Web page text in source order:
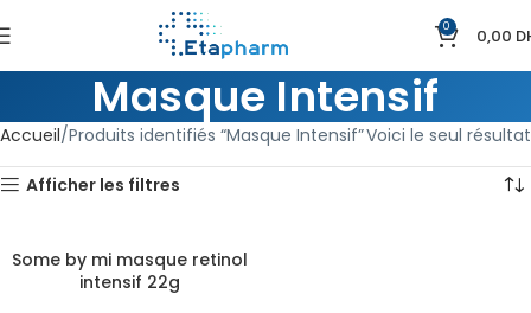
0 0,00
Masque Intensif
Accueil Produits identifiés “Masque Intensif”Voici le seul résultat
Afficher les filtres
Some by mi masque retinol
intensif 22g